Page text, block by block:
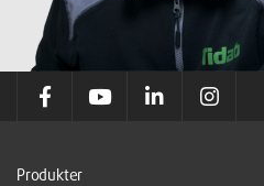
Produkter